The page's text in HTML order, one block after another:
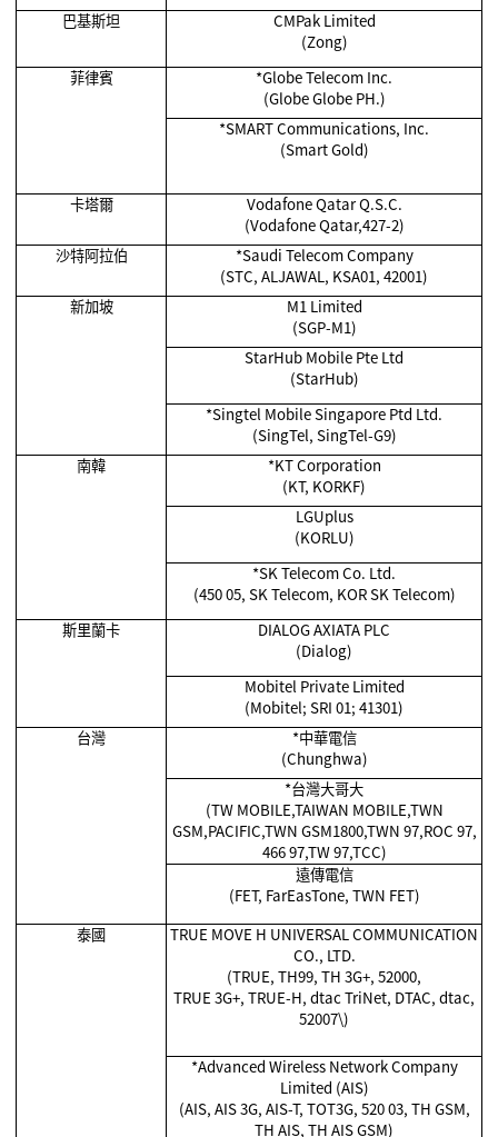
巴基斯坦
CMPak Limited
(Zong)
菲律賓
*Globe Telecom Inc.
(Globe Globe PH.)
*SMART Communications, Inc.
(Smart Gold)
卡塔爾
Vodafone Qatar Q.S.C.
(Vodafone Qatar,427-2)
沙特阿拉伯
*Saudi Telecom Company
(STC, ALJAWAL, KSA01, 42001)
新加坡
M1 Limited
(SGP-M1)
StarHub Mobile Pte Ltd
(StarHub)
*Singtel Mobile Singapore Ptd Ltd.
(SingTel, SingTel-G9)
南韓
*KT Corporation
(KT, KORKF)
LGUplus
(KORLU)
*SK Telecom Co. Ltd.
(450 05, SK Telecom, KOR SK Telecom)
斯里蘭卡
DIALOG AXIATA PLC
(Dialog)
Mobitel Private Limited
(Mobitel; SRI 01; 41301)
台灣
*中華電信
(Chunghwa)
*台灣大哥大
(TW MOBILE,TAIWAN MOBILE,TWN
GSM,PACIFIC,TWN GSM1800,TWN 97,ROC 97,
466 97,TW 97,TCC)
遠傳電信
(FET, FarEasTone, TWN FET)
泰國
TRUE MOVE H UNIVERSAL COMMUNICATION
CO., LTD.
(TRUE, TH99, TH 3G+, 52000,
TRUE 3G+, TRUE-H, dtac TriNet, DTAC, dtac,
52007\)
*Advanced Wireless Network Company
Limited (AIS)
(AIS, AIS 3G, AIS-T, TOT3G, 520 03, TH GSM,
TH AIS, TH AIS GSM)